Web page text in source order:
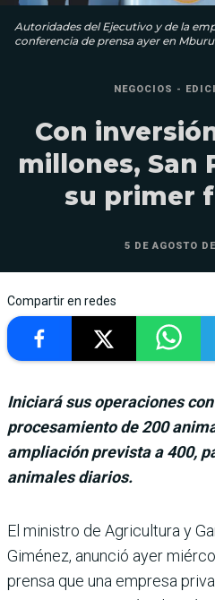
Autoridades del Ejecutivo y de la
conferencia de prensa ayer en
NEGOCIOS -
Con
millones, San
su primer
5 DE AGOSTO
Compartir en redes
Iniciará sus operaciones
procesamiento de 200
ampliación prevista a 400,
animales diarios.
El ministro de Agri­cultura y
Gimé­nez, anunció ayer
prensa que una empresa